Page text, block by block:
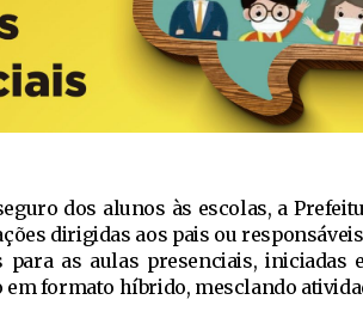
dos alunos às escolas, a
dirigidas aos pais ou
para as aulas presenciais, iniciadas
formato híbrido, mesclando